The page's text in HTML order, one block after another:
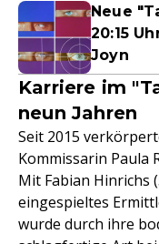
Neue
20:15
Joyn
Karriere im
neun Jahren
Seit 2015
Kommissarin Paula
Mit Fabian Hinrichs
eingespieltes
wurde durch ihre